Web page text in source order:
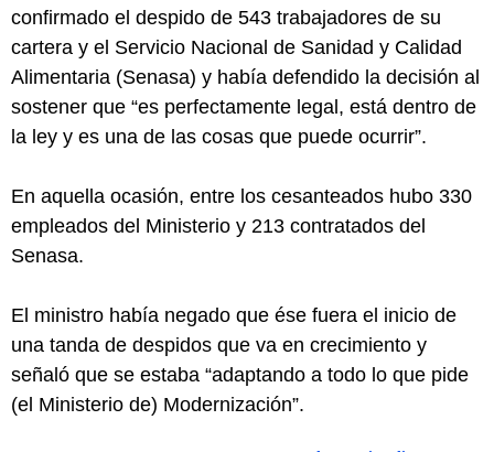
confirmado el despido de 543 trabajadores de su
cartera y el Servicio Nacional de Sanidad y Calidad
Alimentaria (Senasa) y había defendido la decisión al
sostener que “es perfectamente legal, está dentro de
la ley y es una de las cosas que puede ocurrir”.
En aquella ocasión, entre los cesanteados hubo 330
empleados del Ministerio y 213 contratados del
Senasa.
El ministro había negado que ése fuera el inicio de
una tanda de despidos que va en crecimiento y
señaló que se estaba “adaptando a todo lo que pide
(el Ministerio de) Modernización”.